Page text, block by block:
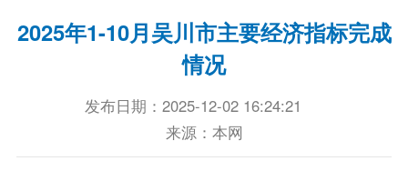
2025年1-10月吴川市主要经济指标完成
情况
发布日期：2025-12-02 16:24:21
来源：本网